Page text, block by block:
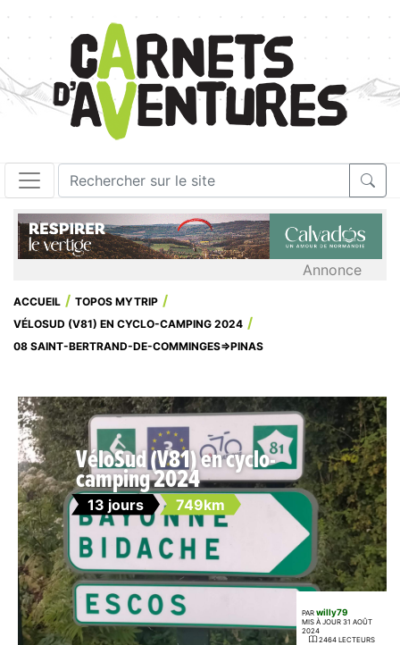
Annonce
ACCUEIL
TOPOS MYTRIP
VÉLOSUD (V81) EN CYCLO-CAMPING 2024
08 SAINT-BERTRAND-DE-COMMINGES=>PINAS
VéloSud (V81) en cyclo-
camping 2024
13 jours 749km
PAR willy79
MIS À JOUR 31 AOÛT
2024
2464 LECTEURS